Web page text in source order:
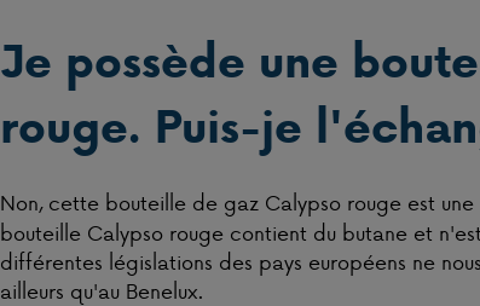
Je possède une
rouge. Puis-je
Non, cette bouteille de gaz Calypso rouge est
bouteille Calypso rouge contient du butane et
différentes législations des pays européens ne
ailleurs qu'au Benelux.